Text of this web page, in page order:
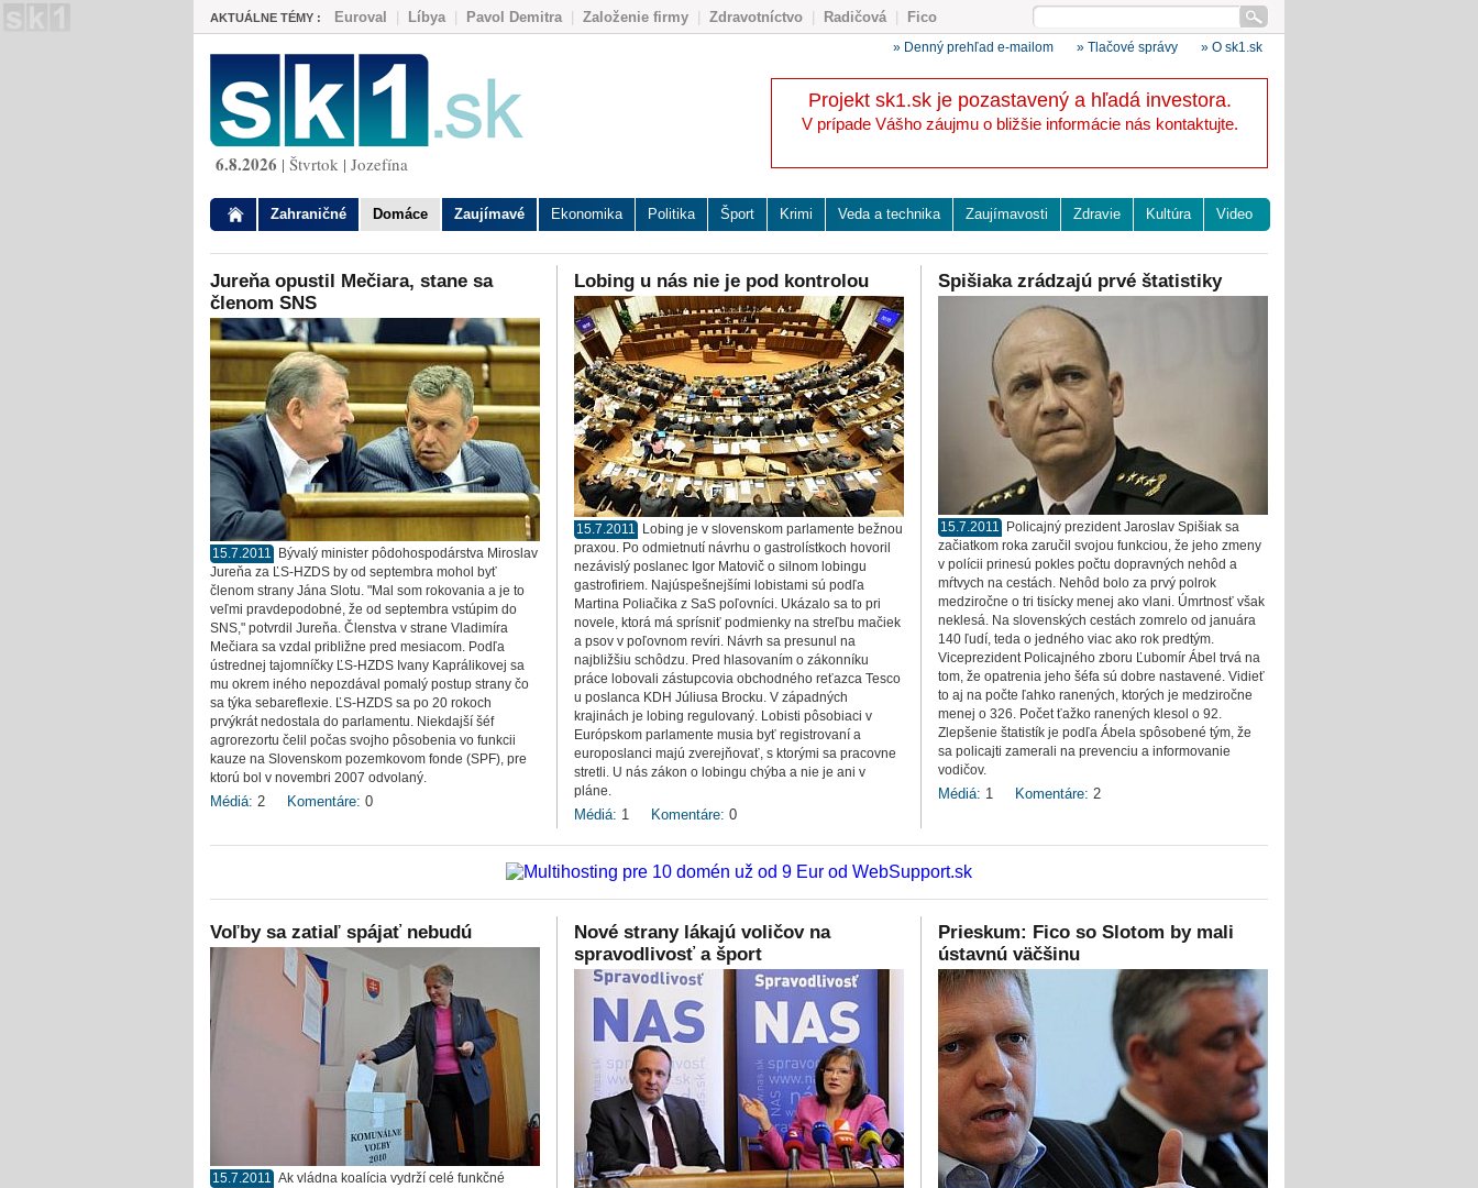
AKTUÁLNE TÉMY : Euroval Líbya| Pavol Demitra| Založenie firmy Zdravotníctvo Radičová| Fico
6.8.2026 | Štvrtok | Jozefína
» Denný prehľad e-mailom » Tlačové správy » O sk1.sk
Projekt sk1.sk je pozastavený a hľadá investora.
V prípade Vášho záujmu o bližšie informácie nás kontaktujte.
Zahraničné Domáce Zaujímavé Ekonomika Politika Šport Krimi Veda a technika Zaujímavosti Zdravie Kultúra Video
Jureňa opustil Mečiara, stane sa
členom SNS
15.7.2011
Bývalý minister pôdohospodárstva Miroslav
Jureňa za ĽS-HZDS by od septembra mohol byť
členom strany Jána Slotu. "Mal som rokovania a je to
veľmi pravdepodobné, že od septembra vstúpim do
SNS," potvrdil Jureňa. Členstva v strane Vladimíra
Mečiara sa vzdal približne pred mesiacom. Podľa
ústrednej tajomníčky ĽS-HZDS Ivany Kaprálikovej sa
mu okrem iného nepozdával pomalý postup strany čo
sa týka sebareflexie. ĽS-HZDS sa po 20 rokoch
prvýkrát nedostala do parlamentu. Niekdajší šéf
agrorezortu čelil počas svojho pôsobenia vo funkcii
kauze na Slovenskom pozemkovom fonde (SPF), pre
ktorú bol v novembri 2007 odvolaný.
Médiá: 2 Komentáre: 0
Lobing u nás nie je pod kontrolou
15.7.2011
Lobing je v slovenskom parlamente bežnou
praxou. Po odmietnutí návrhu o gastrolístkoch hovoril
nezávislý poslanec Igor Matovič o silnom lobingu
gastrofiriem. Najúspešnejšími lobistami sú podľa
Martina Poliačika z SaS poľovníci. Ukázalo sa to pri
novele, ktorá má sprísniť podmienky na streľbu mačiek
a psov v poľovnom revíri. Návrh sa presunul na
najbližšiu schôdzu. Pred hlasovaním o zákonníku
práce lobovali zástupcovia obchodného reťazca Tesco
u poslanca KDH Júliusa Brocku. V západných
krajinách je lobing regulovaný. Lobisti pôsobiaci v
Európskom parlamente musia byť registrovaní a
europoslanci majú zverejňovať, s ktorými sa pracovne
stretli. U nás zákon o lobingu chýba a nie je ani v
pláne.
Médiá: 1 Komentáre: 0
Spišiaka zrádzajú prvé štatistiky
15.7.2011
Policajný prezident Jaroslav Spišiak sa
začiatkom roka zaručil svojou funkciou, že jeho zmeny
v polícii prinesú pokles počtu dopravných nehôd a
mŕtvych na cestách. Nehôd bolo za prvý polrok
medziročne o tri tisícky menej ako vlani. Úmrtnosť však
neklesá. Na slovenských cestách zomrelo od januára
140 ľudí, teda o jedného viac ako rok predtým.
Viceprezident Policajného zboru Ľubomír Ábel trvá na
tom, že opatrenia jeho šéfa sú dobre nastavené. Vidieť
to aj na počte ľahko ranených, ktorých je medziročne
menej o 326. Počet ťažko ranených klesol o 92.
Zlepšenie štatistík je podľa Ábela spôsobené tým, že
sa policajti zamerali na prevenciu a informovanie
vodičov.
Médiá: 1 Komentáre: 2
Voľby sa zatiaľ spájať nebudú
15.7.2011 Ak vládna koalícia vydrží celé funkčné
Nové strany lákajú voličov na
spravodlivosť a šport
Prieskum: Fico so Slotom by mali
ústavnú väčšinu